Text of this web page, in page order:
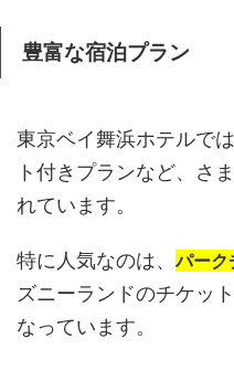
豊富な宿泊プラン
東京ベイ舞浜ホテルでは
ト付きプランなど、さ
れています。
特に人気なのは、パーク
ズニーランドのチケッ
なっています。